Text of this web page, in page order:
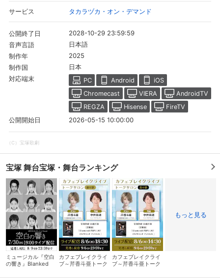
サービス タカラヅカ・オン・デマンド
公開終了日 2028-10-29 23:59:59
音声言語 日本語
制作年 2025
制作国 日本
対応端末 PC Android
iOS
Chromecast
VIERA
AndroidTV
REGZA
Hisense
FireTV
公開開始日
2026-05-15 10:00:00
（C）宝塚歌劇
宝塚 舞台宝塚・舞台ランキング
ミュージカル『空白
の響き』Blanked
カフェブレイクライ
ブ～芹香斗亜トーク
カフェブレイクライ
ブ～芹香斗亜トーク
もっと見る